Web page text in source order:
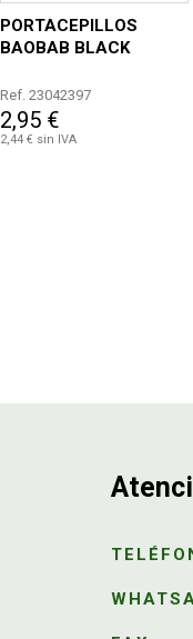
PORTACEPILLOS
BAOBAB BLACK
Ref. 23042397
2,95 €
2,44 € sin IVA